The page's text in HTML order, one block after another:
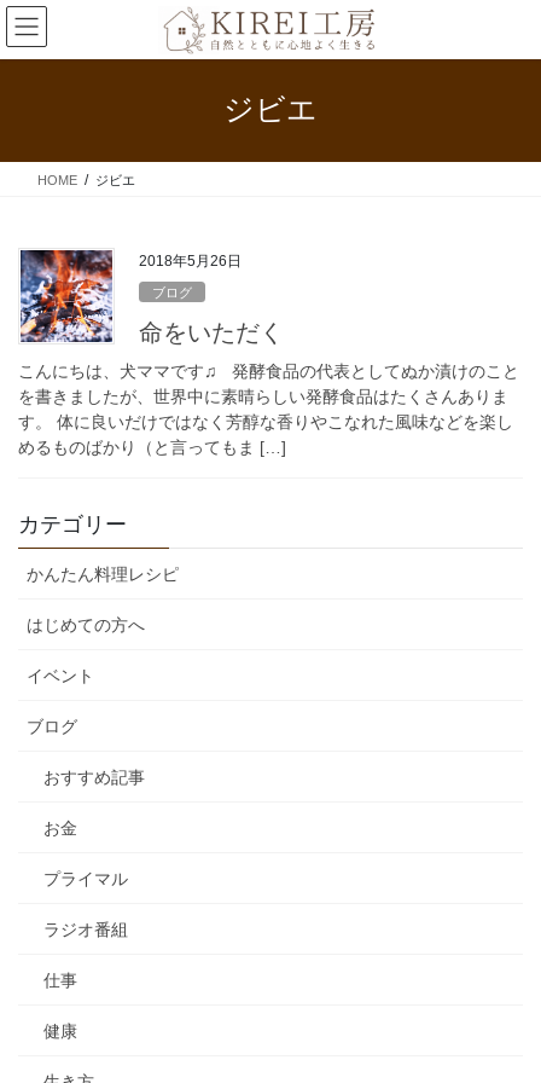
コ
ン
テ
ス
ナ
ビ
ゲ
ン
ジビエ
HOME ジビエ
2018年5月26日
ブログ
命をいただく
こんにちは、犬ママです♫ 発酵食品の代表としてぬか漬けのこと
を書きましたが、世界中に素晴らしい発酵食品はたくさんありま
す。 体に良いだけではなく芳醇な香りやこなれた風味などを楽し
めるものばかり（と言ってもま […]
カテゴリー
かんたん料理レシピ
はじめての方へ
イベント
ブログ
おすすめ記事
お金
プライマル
ラジオ番組
仕事
健康